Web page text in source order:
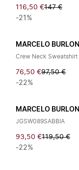
116,50 €147 €
-21%
MARCELO BURLON
Crew Neck Sweatshirt
76,50 €97,50 €
-22%
MARCELO BURLON
JGSW089SABBIA
93,50 €119,50 €
-22%